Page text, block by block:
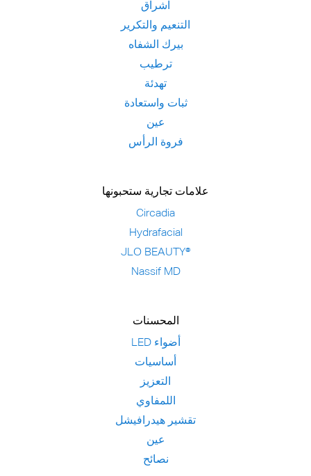
اشراق
التنعيم والتكرير
بيرك الشفاه
ترطيب
تهدئة
ثبات واستعادة
عين
فروة الرأس
علامات تجارية ستحبونها
Circadia
Hydrafacial
JLO BEAUTY®
Nassif MD
المحسنات
LED أضواء
أساسيات
التعزيز
اللمفاوي
تقشير هيدرافيشل
عين
نصائح